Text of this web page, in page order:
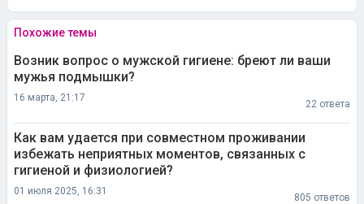
Похожие темы
Возник вопрос о мужской гигиене: бреют ли ваши
мужья подмышки?
16 марта, 21:17
22 ответа
Как вам удается при совместном проживании
избежать неприятных моментов, связанных с
гигиеной и физиологией?
01 июля 2025, 16:31
805 ответов